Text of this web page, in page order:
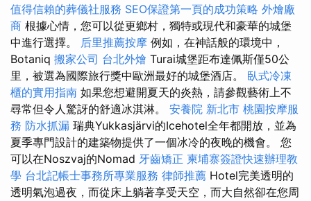
值得信賴的葬儀社服務 SEO保證第一頁的成功策略 外燴廠
商 根據心情，您可以從更鄉村，獨特或現代和豪華的城堡
中進行選擇。 后里推薦按摩 例如，在神話般的環境中，
Botaniq 搬家公司 台北外燴 Turai城堡距布達佩斯僅50公
里，被選為國際旅行獎中歐洲最好的城堡酒店。 臥式冷凍
櫃的實用指南 如果您想避開夏天的炎熱，請參觀藝術上不
尋常但令人驚訝的舒適冰淇淋。 安養院 新北市 桃園按摩服
務 防水抓漏 瑞典Yukkasjärvi的Icehotel全年都開放，並為
夏季專門設計的建築物提供了一個冰冷的夜晚的機會。 您
可以在Noszvaj的Nomad 牙齒矯正 柬埔寨簽證快速辦理教
學 台北記帳士事務所專業服務 律師推薦 Hotel完美透明的
透明氣泡過夜，而從床上躺著享受天空，而大自然卻在您周